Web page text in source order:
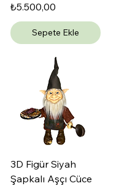
Fiyat
₺5.500,00
Sepete Ekle
3D Figür Siyah
Şapkalı Aşçı Cüce